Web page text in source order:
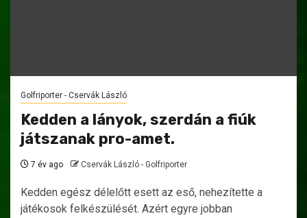
Golfriporter - Cservák László
Kedden a lányok, szerdán a fiúk
játszanak pro-amet.
7 év ago Cservák László - Golfriporter
Kedden egész délelőtt esett az eső, nehezítette a
játékosok felkészülését. Azért egyre jobban